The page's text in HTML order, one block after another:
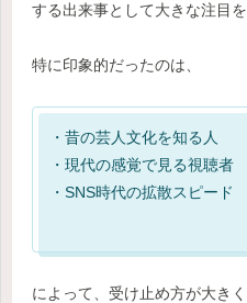
する出来事として大きな注目を
特に印象的だったのは、
・昔の芸人文化を知る人
・現代の感覚で見る視聴者
・SNS時代の拡散スピード
によって、受け止め方が大き